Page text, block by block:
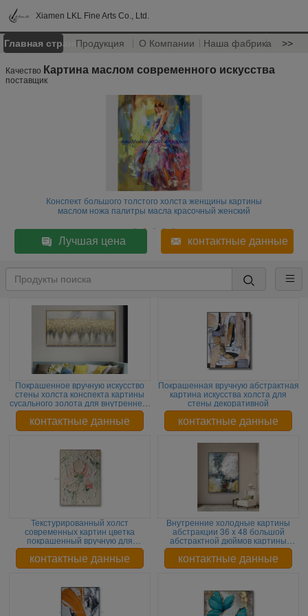
Xiamen LKL Fine Arts Co., Ltd.
Главная страницаПродукция О Компании Наша фабрика >>
Качество Картина маслом современного искусства
поставщик
Конспект большого толстого холста женщины картины
маслом ножа палитры масла красочный женский
Лучшая цена контактные данные
Покрашенное вручную искусство
стены холста конспекта картины
сусального золота для внутреннего
художественного оформления
контактные данные
Покрашенная вручную абстрактная
картина искусства холста для
стены декоративной
контактные данные
Текстурированный холст
современных картин цветка
покрашенный вручную для
внутреннего художественного
оформления
контактные данные
Внутренние холодные картины
абстракции 36 x 48 большой
абстрактной дюймов картины
искусства стены холста
контактные данные